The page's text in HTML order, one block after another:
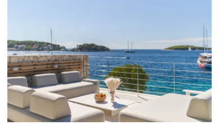
Kuhinja
Štednjak
Pećnica